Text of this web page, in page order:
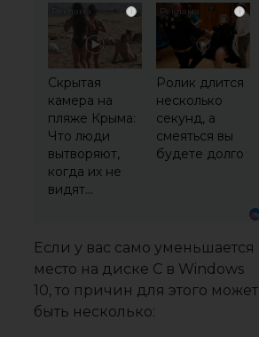
i
Скрытая
камера на
пляже Крыма:
Что люди
вытворяют,
когда их не
видят...
i
Ролик длится
несколько
секунд, а
смеяться вы
будете долго
Если у вас само уменьшается
место на диске C в Windows
10, то причин для этого может
быть несколько: